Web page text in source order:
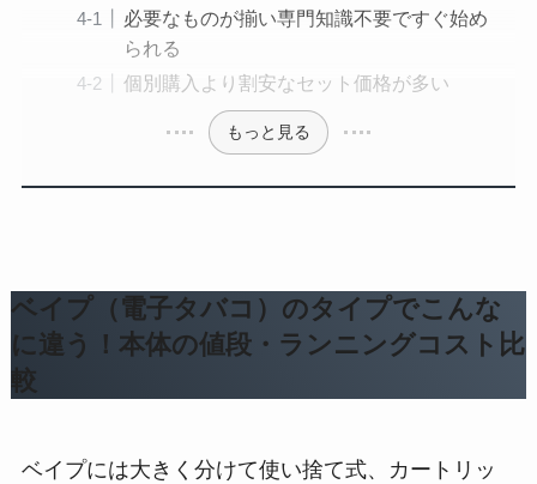
必要なものが揃い専門知識不要ですぐ始め
られる
個別購入より割安なセット価格が多い
もっと見る
ベイプ（電子タバコ）のタイプでこんな
に違う！本体の値段・ランニングコスト比
較
ベイプには大きく分けて使い捨て式、カートリッ